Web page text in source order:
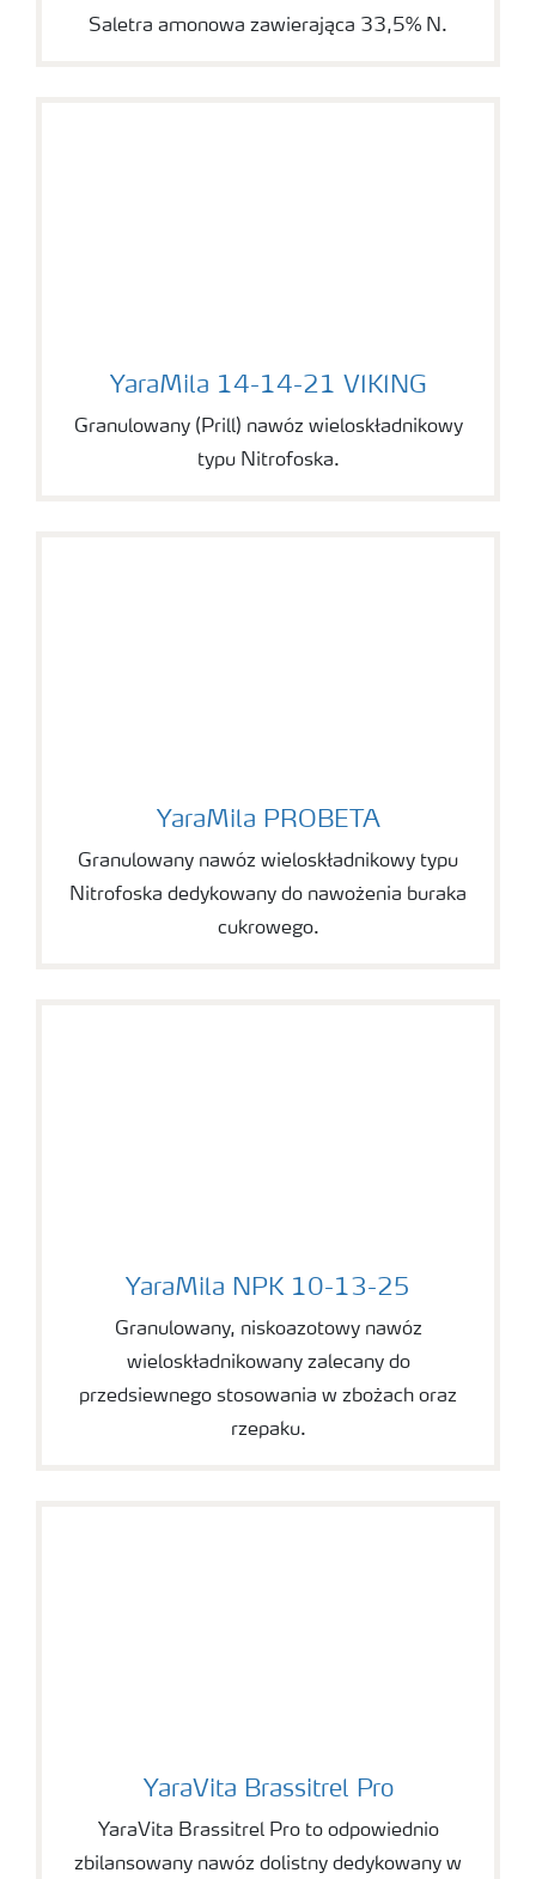
Saletra amonowa zawierająca 33,5% N.
YaraMila 14-14-21 VIKING
Granulowany (Prill) nawóz wieloskładnikowy
typu Nitrofoska.
YaraMila PROBETA
Granulowany nawóz wieloskładnikowy typu
Nitrofoska dedykowany do nawożenia buraka
cukrowego.
YaraMila NPK 10-13-25
Granulowany, niskoazotowy nawóz
wieloskładnikowany zalecany do
przedsiewnego stosowania w zbożach oraz
rzepaku.
YaraVita Brassitrel Pro
YaraVita Brassitrel Pro to odpowiednio
zbilansowany nawóz dolistny dedykowany w